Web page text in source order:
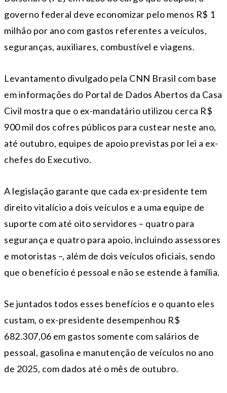
governo federal deve economizar pelo menos R$ 1
milhão por ano com gastos referentes a veículos,
seguranças, auxiliares, combustível e viagens.
Levantamento divulgado pela CNN Brasil com base
em informações do Portal de Dados Abertos da Casa
Civil mostra que o ex-mandatário utilizou cerca R$
900 mil dos cofres públicos para custear neste ano,
até outubro, equipes de apoio previstas por lei a ex-
chefes do Executivo.
A legislação garante que cada ex-presidente tem
direito vitalício a dois veículos e a uma equipe de
suporte com até oito servidores – quatro para
segurança e quatro para apoio, incluindo assessores
e motoristas –, além de dois veículos oficiais, sendo
que o benefício é pessoal e não se estende à família.
Se juntados todos esses benefícios e o quanto eles
custam, o ex-presidente desempenhou R$
682.307,06 em gastos somente com salários de
pessoal, gasolina e manutenção de veículos no ano
de 2025, com dados até o mês de outubro.